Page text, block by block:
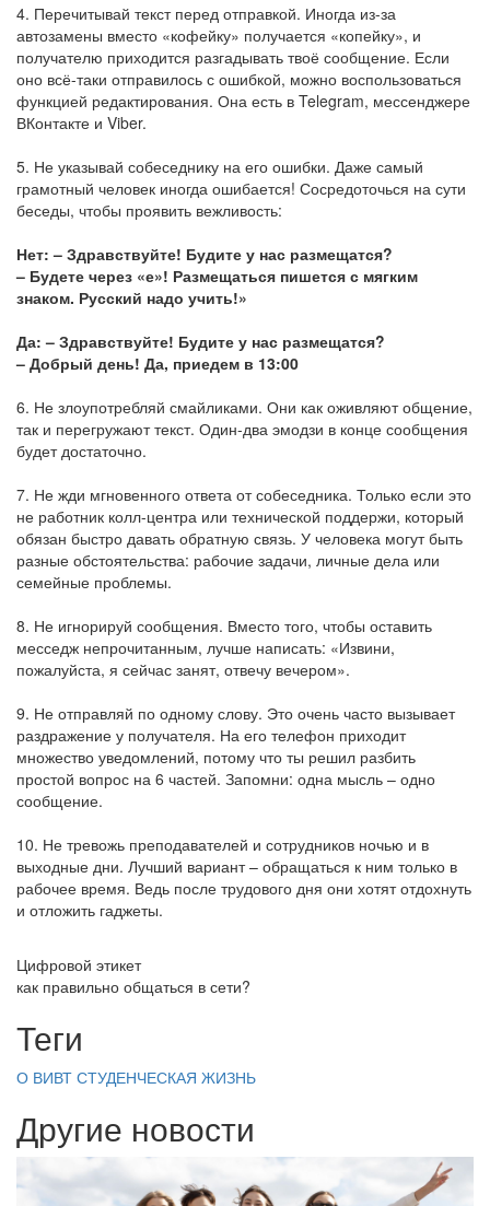
4. Перечитывай текст перед отправкой. Иногда из-за
автозамены вместо «кофейку» получается «копейку», и
получателю приходится разгадывать твоё сообщение. Если
оно всё-таки отправилось с ошибкой, можно воспользоваться
функцией редактирования. Она есть в Telegram, мессенджере
ВКонтакте и Viber.
5. Не указывай собеседнику на его ошибки. Даже самый
грамотный человек иногда ошибается! Сосредоточься на сути
беседы, чтобы проявить вежливость:
Нет: – Здравствуйте! Будите у нас размещатся?
– Будете через «е»! Размещаться пишется с мягким
знаком. Русский надо учить!»
Да: – Здравствуйте! Будите у нас размещатся?
– Добрый день! Да, приедем в 13:00
6. Не злоупотребляй смайликами. Они как оживляют общение,
так и перегружают текст. Один-два эмодзи в конце сообщения
будет достаточно.
7. Не жди мгновенного ответа от собеседника. Только если это
не работник колл-центра или технической поддержи, который
обязан быстро давать обратную связь. У человека могут быть
разные обстоятельства: рабочие задачи, личные дела или
семейные проблемы.
8. Не игнорируй сообщения. Вместо того, чтобы оставить
месседж непрочитанным, лучше написать: «Извини,
пожалуйста, я сейчас занят, отвечу вечером».
9. Не отправляй по одному слову. Это очень часто вызывает
раздражение у получателя. На его телефон приходит
множество уведомлений, потому что ты решил разбить
простой вопрос на 6 частей. Запомни: одна мысль – одно
сообщение.
10. Не тревожь преподавателей и сотрудников ночью и в
выходные дни. Лучший вариант – обращаться к ним только в
рабочее время. Ведь после трудового дня они хотят отдохнуть
и отложить гаджеты.
Цифровой этикет
как правильно общаться в сети?
Теги
О ВИВТ СТУДЕНЧЕСКАЯ ЖИЗНЬ
Другие новости